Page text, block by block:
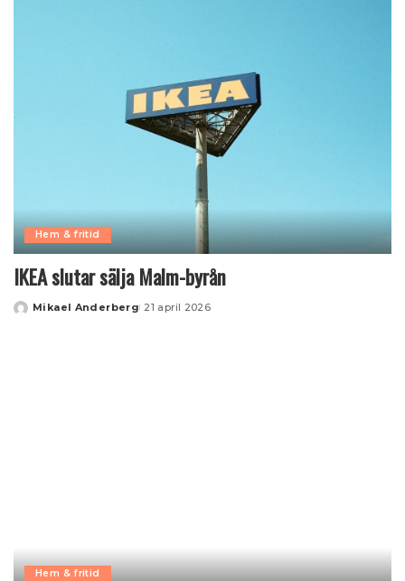
Hem & fritid
IKEA slutar sälja Malm-byrån
Posted
Mikael Anderberg 21 april 2026
Hem & fritid